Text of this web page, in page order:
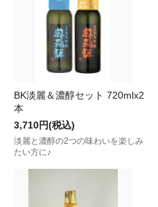
BK淡麗＆濃醇セット 720mlx2
本
3,710円(税込)
淡麗と濃醇の2つの味わいを楽しみ
たい方に♪